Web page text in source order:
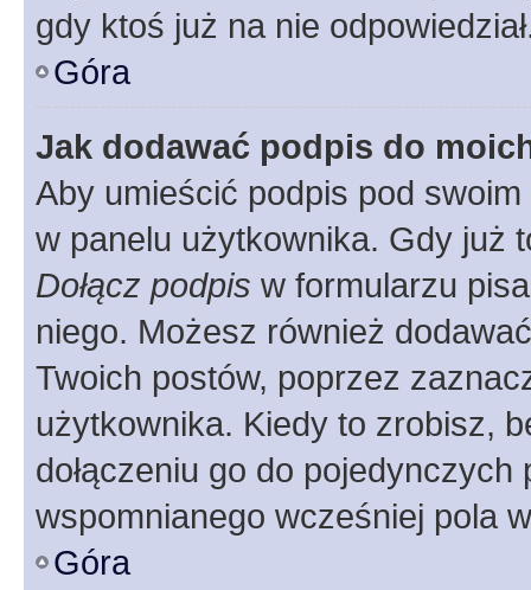
gdy ktoś już na nie
Góra
Jak dodawać podpis do
Aby umieścić podpis pod
w panelu użytkownika. Gdy już
Dołącz podpis w formularzu
niego. Możesz również
Twoich postów, poprzez
użytkownika. Kiedy to zrobisz,
dołączeniu go do
wspomnianego wcześniej pola
Góra